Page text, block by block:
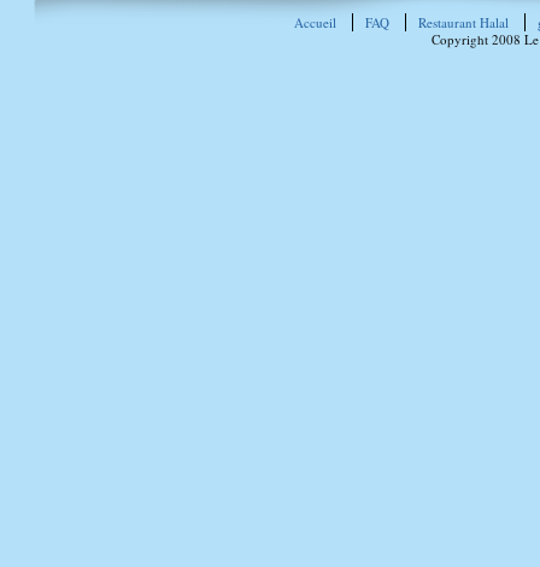
Accueil FAQ Restaurant Halal
Copyright 2008